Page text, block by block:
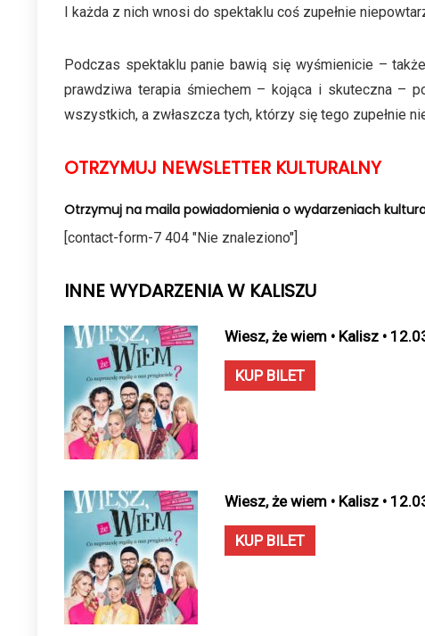
I każda z nich wnosi do spektaklu coś zupełnie
Podczas spektaklu panie bawią się wyśmienicie –
prawdziwa terapia śmiechem – kojąca i skuteczna –
wszystkich, a zwłaszcza tych, którzy się tego zupełnie
OTRZYMUJ NEWSLETTER KULTURALNY
Otrzymuj na maila powiadomienia o wydarzeniach
[contact-form-7 404 "Nie znaleziono"]
INNE WYDARZENIA W KALISZU
Wiesz, że wiem • Kalisz •
KUP BILET
Wiesz, że wiem • Kalisz •
KUP BILET